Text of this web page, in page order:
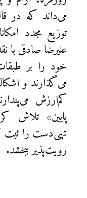
می‌داند که در
توزیع مجدد
علیرضا صادقی با
خود را بر
می‌گذارند و
کم‌ارزش
پایین» تلاش
تهی‌دست را ثبت
رویت‌پذیر ببخشد.